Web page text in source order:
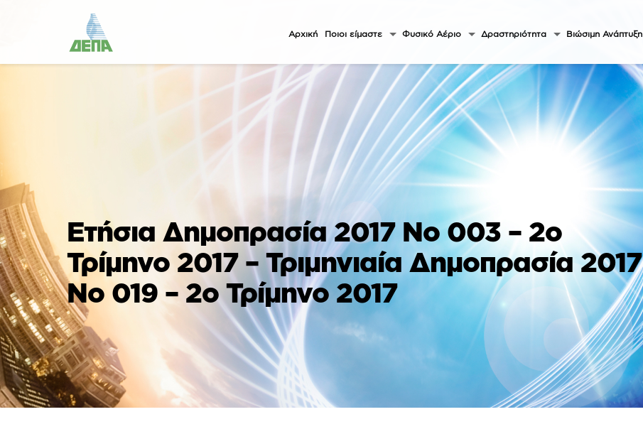
Αρχική Ποιοι είμαστε Φυσικό Αέριο Δραστηριότητα Βιώσιμη Ανάπτυξη
Ετήσια Δημοπρασία 2017 Νο 003 – 2ο
Τρίμηνο 2017 – Τριμηνιαία Δημοπρασία 2017
Νο 019 – 2ο Τρίμηνο 2017